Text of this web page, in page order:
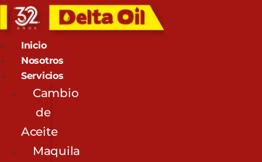
Inicio
Nosotros
Servicios
Cambio
de
Aceite
Maquila